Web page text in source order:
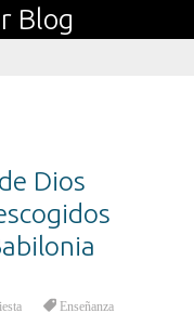
Dios
Enseñanza